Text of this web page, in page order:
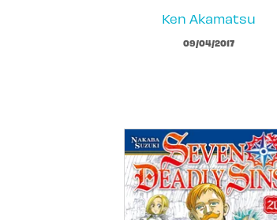
Ken Akamatsu
09/04/2017